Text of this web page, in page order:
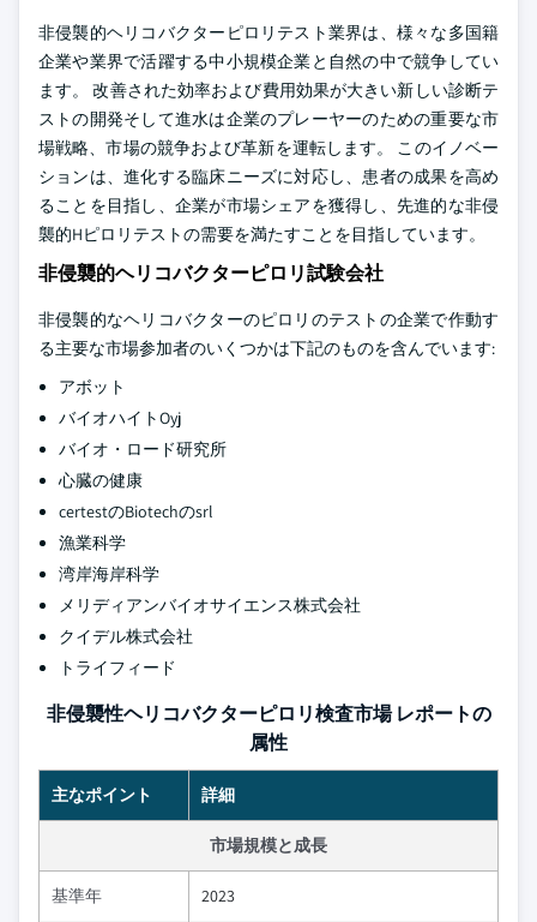
非侵襲的ヘリコバクターピロリテスト業界は、様々な多国籍
企業や業界で活躍する中小規模企業と自然の中で競争してい
ます。 改善された効率および費用効果が大きい新しい診断テ
ストの開発そして進水は企業のプレーヤーのための重要な市
場戦略、市場の競争および革新を運転します。 このイノベー
ションは、進化する臨床ニーズに対応し、患者の成果を高め
ることを目指し、企業が市場シェアを獲得し、先進的な非侵
襲的Hピロリテストの需要を満たすことを目指しています。
非侵襲的ヘリコバクターピロリ試験会社
非侵襲的なヘリコバクターのピロリのテストの企業で作動す
る主要な市場参加者のいくつかは下記のものを含んでいます:
アボット
バイオハイトOyj
バイオ・ロード研究所
心臓の健康
certestのBiotechのsrl
漁業科学
湾岸海岸科学
メリディアンバイオサイエンス株式会社
クイデル株式会社
トライフィード
非侵襲性ヘリコバクターピロリ検査市場 レポートの
属性
主なポイント 詳細
市場規模と成長
基準年 2023